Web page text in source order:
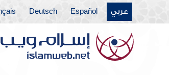
عربي Español
Deutsch
أبواب فضائل القرآن وما يتعلق بها
كتاب الجمعة
أبواب صلاة العيدين